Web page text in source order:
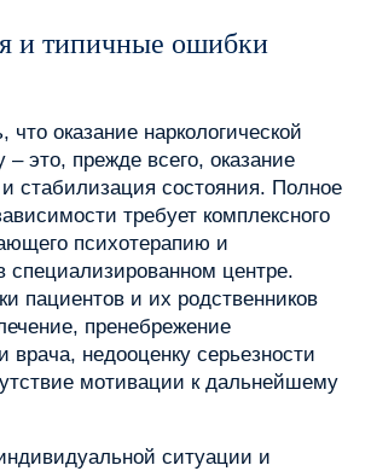
и типичные ошибки
оказание наркологической
это, прежде всего, оказание
стабилизация состояния. Полное
требует комплексного
психотерапию и
специализированном центре.
пациентов и их родственников
пренебрежение
врача, недооценку серьезности
мотивации к дальнейшему
ситуации и